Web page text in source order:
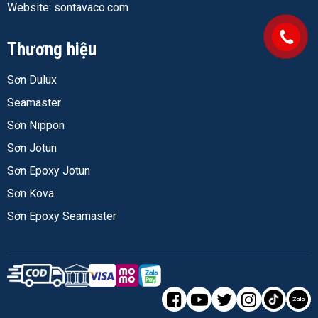
tường màu đậm muốn chuyển sang màu sáng, cần thêm
lớp lót hoặc sơn lót chống kiềm tùy tình trạng tường.
Độ bám dính và bền màu:
Màu giữ được độ tươi trong
khí hậu nóng ẩm TP.HCM và các tỉnh miền Nam.
Thông Số Kỹ Thuật Jotun Majestic Đẹp Nguyên
Bản Siêu Mờ
cần quan tâm khi chọn sơn nội thất - không phải tất cả
Độ phủ lý thuyết(bao nhiêu m² mỗi lít sơn): Con số nhà
sản xuất công bố thường là điều kiện lý tưởng. Trong
thực tế, tường có bề mặt sần hoặc sơn lần đầu sẽ hút
Website: sontavaco.com
Thương hiệu
Sơn Dulux
Seamaster
Sơn Nippon
Sơn Jotun
Sơn Epoxy Jotun
Sơn Kova
Sơn Epoxy Seamaster